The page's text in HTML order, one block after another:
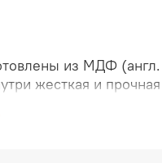
из МДФ
жесткая и